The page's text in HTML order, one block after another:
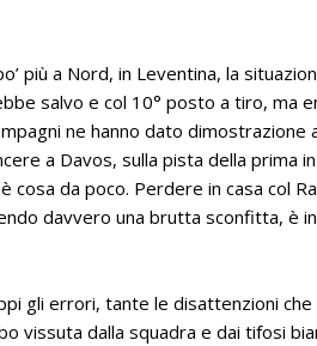
più a Nord, in Leventina, la
salvo e col 10° posto a tiro, ma
ne hanno dato dimostrazione
a Davos, sulla pista della prima
cosa da poco. Perdere in casa col
davvero una brutta sconfitta, è
gli errori, tante le disattenzioni
vissuta dalla squadra e dai tifosi